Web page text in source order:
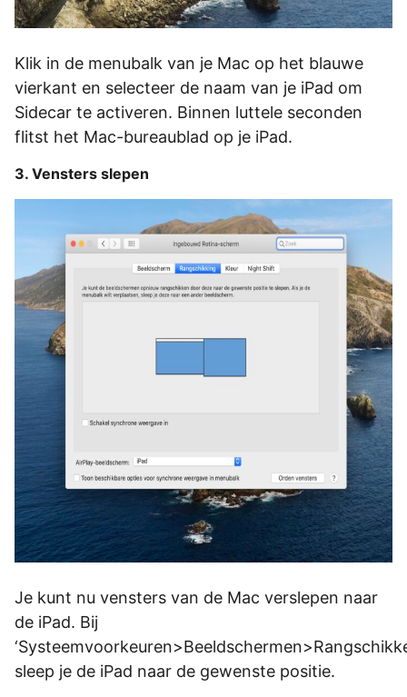
Klik in de menubalk van je Mac op het blauwe
vierkant en selecteer de naam van je iPad om
Sidecar te activeren. Binnen luttele seconden
flitst het Mac-bureaublad op je iPad.
3. Vensters slepen
Je kunt nu vensters van de Mac verslepen naar
de iPad. Bij
sleep je de iPad naar de gewenste positie.